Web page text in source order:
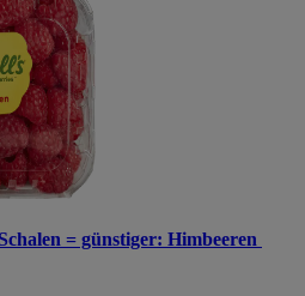
= günstiger: Himbeeren